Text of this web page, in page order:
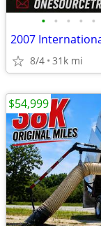
• • • • •
8/4 31k mi
$54,999